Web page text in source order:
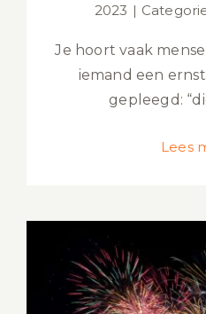
2023 |
Je hoort vaak
iemand een
gepleegd:
Lees